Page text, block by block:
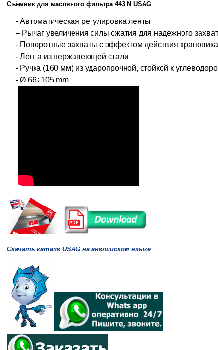
Съёмник для масляного фильтра 443 N USAG
- Автоматическая регулировка ленты
– Рычаг увеличения силы сжатия для надежного
- Поворотные захваты с эффектом действия храповика
- Лента из нержавеющей стали
- Ручка (160 мм) из ударопрочной, стойкой к
- Ø 66÷105 mm
Скачать каталг USAG на английском языке